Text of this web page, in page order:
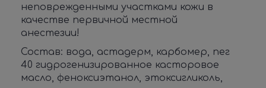
неповрежденными участками кожи в
качестве первичной местной
анестезии!
Состав: вода, астадерм, карбомер, пег
40 гидрогенизированное касторовое
масло, феноксиэтанол, этоксигликоль,